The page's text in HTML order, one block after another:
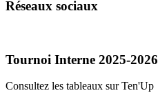
Réseaux sociaux
Tournoi Interne 2025-2026
Consultez les tableaux sur Ten'Up